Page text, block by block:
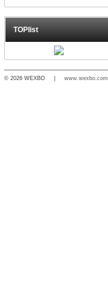
TOPlist
© 2026 WEXBO | www.wexbo.com